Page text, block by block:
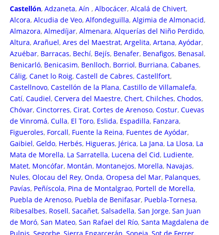
Castellón, Adzaneta, Aín , Albocácer, Alcalá de Chivert,
Alcora, Alcudia de Veo, Alfondeguilla, Algimia de Almonacid,
Almazora, Almedíjar, Almenara, Alquerías del Niño Perdido,
Altura, Arañuel, Ares del Maestrat, Argelita, Artana, Ayódar,
Azuébar, Barracas, Bechí, Bejís, Benafer, Benafigos, Benasal,
Benicarló, Benicasim, Benlloch, Borriol, Burriana, Cabanes,
Cálig, Canet lo Roig, Castell de Cabres, Castellfort,
Castellnovo, Castellón de la Plana, Castillo de Villamalefa,
Catí, Caudiel, Cervera del Maestre, Chert, Chilches, Chodos,
Chóvar, Cinctorres, Cirat, Cortes de Arenoso, Costur, Cuevas
de Vinromá, Culla, El Toro, Eslida, Espadilla, Fanzara,
Figueroles, Forcall, Fuente la Reina, Fuentes de Ayódar,
Gaibiel, Geldo, Herbés, Higueras, Jérica, La Jana, La Llosa, La
Mata de Morella, La Sarratella, Lucena del Cid, Ludiente,
Matet, Moncófar, Montán, Montanejos, Morella, Navajas,
Nules, Olocau del Rey, Onda, Oropesa del Mar, Palanques,
Pavías, Peñíscola, Pina de Montalgrao, Portell de Morella,
Puebla de Arenoso, Puebla de Benifasar, Puebla-Tornesa,
Ribesalbes, Rosell, Sacañet, Salsadella, San Jorge, San Juan
de Moró, San Mateo, San Rafael del Río, Santa Magdalena de